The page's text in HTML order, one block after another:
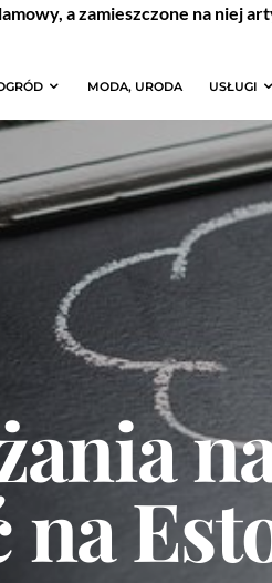
a zamieszczone na niej
MODA, URODA USŁUGI
na